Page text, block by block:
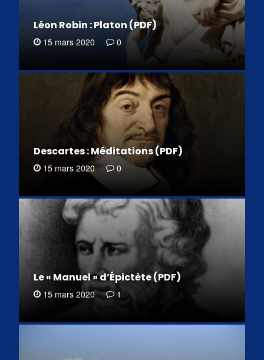
Léon Robin : Platon (PDF)
15 mars 2020 0
Descartes : Méditations (PDF)
15 mars 2020 0
Le « Manuel » d’Épictète (PDF)
15 mars 2020 1